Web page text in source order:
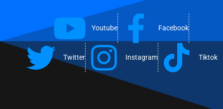
Youtube Facebook
Twitter Instagram Tiktok